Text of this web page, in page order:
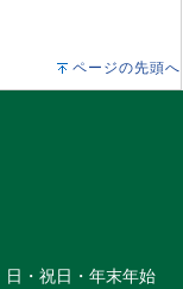
ページの先頭へ
・祝日・年末年始